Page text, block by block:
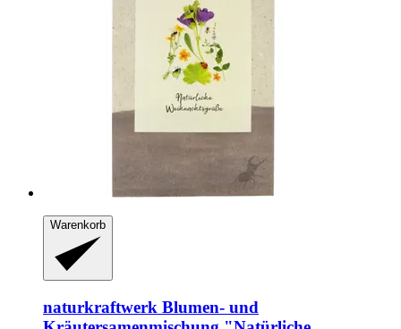
Warenkorb
naturkraftwerk Blumen-​ und